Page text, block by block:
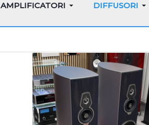
AMPLIFICATORI DIFFUSORI